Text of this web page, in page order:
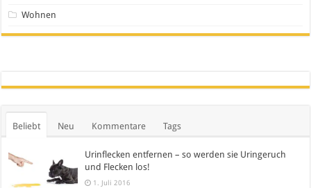
Wohnen
Beliebt Neu Kommentare Tags
Urinflecken entfernen – so werden sie Uringeruch
und Flecken los!
1. Juli 2016